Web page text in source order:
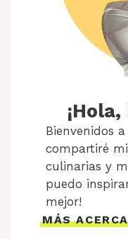
Bienvenidos
compartiré
culinarias y
puedo
mejor!
MÁS